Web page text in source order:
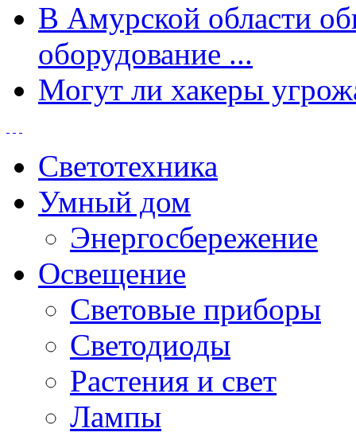
В Амурской области
оборудование ...
Могут ли хакеры
Светотехника
Умный дом
Энергосбережение
Освещение
Световые приборы
Светодиоды
Растения и свет
Лампы